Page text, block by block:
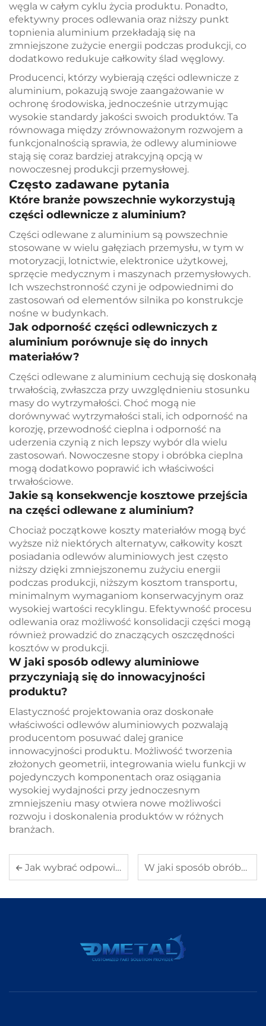
węgla w całym cyklu życia produktu. Ponadto,
efektywny proces odlewania oraz niższy punkt
topnienia aluminium przekładają się na
zmniejszone zużycie energii podczas produkcji, co
dodatkowo redukuje całkowity ślad węglowy.
Producenci, którzy wybierają części odlewnicze z
aluminium, pokazują swoje zaangażowanie w
ochronę środowiska, jednocześnie utrzymując
wysokie standardy jakości swoich produktów. Ta
równowaga między zrównoważonym rozwojem a
funkcjonalnością sprawia, że odlewy aluminiowe
stają się coraz bardziej atrakcyjną opcją w
nowoczesnej produkcji przemysłowej.
Często zadawane pytania
Które branże powszechnie wykorzystują
części odlewnicze z aluminium?
Części odlewane z aluminium są powszechnie
stosowane w wielu gałęziach przemysłu, w tym w
motoryzacji, lotnictwie, elektronice użytkowej,
sprzęcie medycznym i maszynach przemysłowych.
Ich wszechstronność czyni je odpowiednimi do
zastosowań od elementów silnika po konstrukcje
nośne w budynkach.
Jak odporność części odlewniczych z
aluminium porównuje się do innych
materiałów?
Części odlewane z aluminium cechują się doskonałą
trwałością, zwłaszcza przy uwzględnieniu stosunku
masy do wytrzymałości. Choć mogą nie
dorównywać wytrzymałości stali, ich odporność na
korozję, przewodność cieplna i odporność na
uderzenia czynią z nich lepszy wybór dla wielu
zastosowań. Nowoczesne stopy i obróbka cieplna
mogą dodatkowo poprawić ich właściwości
trwałościowe.
Jakie są konsekwencje kosztowe przejścia
na części odlewane z aluminium?
Chociaż początkowe koszty materiałów mogą być
wyższe niż niektórych alternatyw, całkowity koszt
posiadania odlewów aluminiowych jest często
niższy dzięki zmniejszonemu zużyciu energii
podczas produkcji, niższym kosztom transportu,
minimalnym wymaganiom konserwacyjnym oraz
wysokiej wartości recyklingu. Efektywność procesu
odlewania oraz możliwość konsolidacji części mogą
również prowadzić do znaczących oszczędności
kosztów w produkcji.
W jaki sposób odlewy aluminiowe
przyczyniają się do innowacyjności
produktu?
Elastyczność projektowania oraz doskonałe
właściwości odlewów aluminiowych pozwalają
producentom posuwać dalej granice
innowacyjności produktu. Możliwość tworzenia
złożonych geometrii, integrowania wielu funkcji w
pojedynczych komponentach oraz osiągania
wysokiej wydajności przy jednoczesnym
zmniejszeniu masy otwiera nowe możliwości
rozwoju i doskonalenia produktów w różnych
branżach.
Jak wybrać odpowiednią technikę obróbki skrawaniem dla części aluminiowych W jaki sposób obróbka aluminiowa zwiększa precyzję w produkcji?